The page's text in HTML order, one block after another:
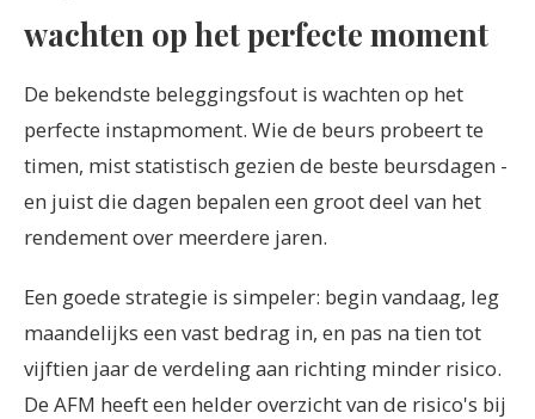
wachten op het perfecte moment
De bekendste beleggingsfout is wachten op het
perfecte instapmoment. Wie de beurs probeert te
timen, mist statistisch gezien de beste beursdagen -
en juist die dagen bepalen een groot deel van het
rendement over meerdere jaren.
Een goede strategie is simpeler: begin vandaag, leg
maandelijks een vast bedrag in, en pas na tien tot
vijftien jaar de verdeling aan richting minder risico.
De AFM heeft een helder overzicht van de risico's bij